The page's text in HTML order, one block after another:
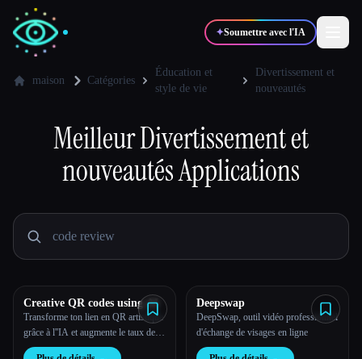
✦Soumettre avec l'IA
Développeurs 📈 Marketeurs
🎓 Étudiants
Blog
Comparer les outils
maison Catégories
Éducation et
style de vie
Divertissement et
nouveautés
MeilleurDivertissement et
nouveautésApplications
Creative QR codes using AI
Transforme ton lien en QR artistique
grâce à l''IA et augmente le taux de
conversion
Deepswap
DeepSwap, outil vidéo professionnel
d'échange de visages en ligne